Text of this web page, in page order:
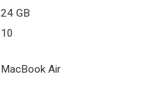
24 GB
10
MacBook Air